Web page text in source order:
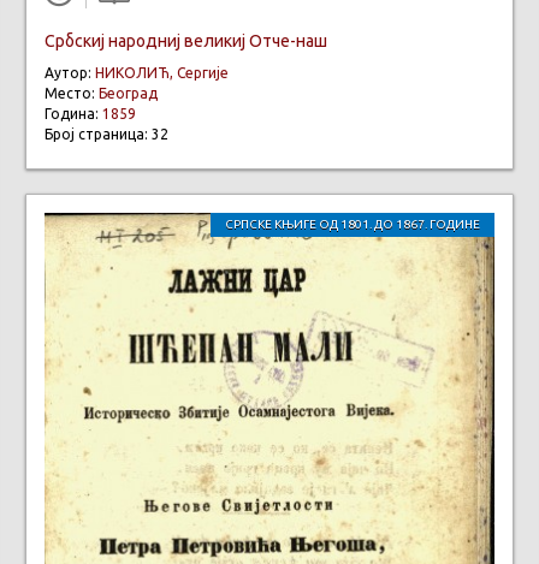
Србскиј народниј великиј Отче-наш
Аутор: НИКОЛИЋ, Сергије
Место: Београд
Година: 1859
Број страница: 32
СРПСКЕ КЊИГЕ ОД 1801. ДО 1867. ГОДИНЕ